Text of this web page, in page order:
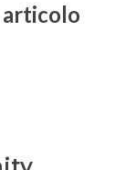
articolo